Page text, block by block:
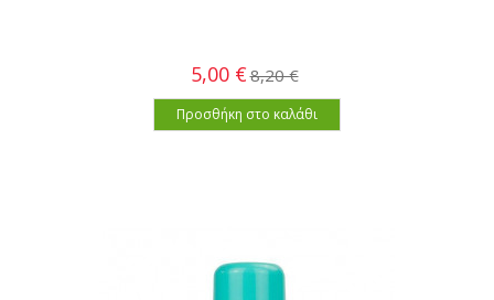
5,00 €8,20 €
Προσθήκη στο καλάθι